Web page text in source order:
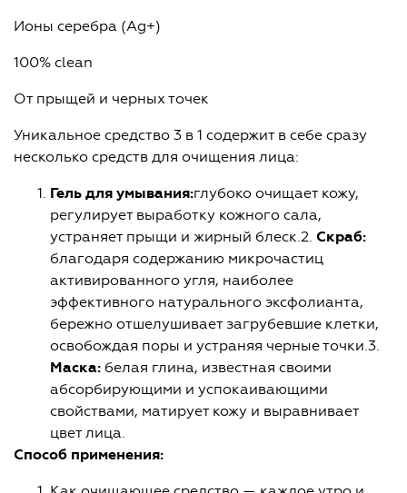
Ионы серебра (Ag+)
100% clean
От прыщей и черных точек
Уникальное средство 3 в 1 содержит в себе сразу
несколько средств для очищения лица:
Гель для умывания:глубоко очищает кожу,
регулирует выработку кожного сала,
устраняет прыщи и жирный блеск.2. Скраб:
благодаря содержанию микрочастиц
активированного угля, наиболее
эффективного натурального эксфолианта,
бережно отшелушивает загрубевшие клетки,
освобождая поры и устраняя черные точки.3.
Маска: белая глина, известная своими
абсорбирующими и успокаивающими
свойствами, матирует кожу и выравнивает
цвет лица.
Способ применения: